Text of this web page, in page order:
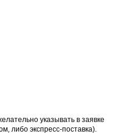
указывать в заявке
либо экспресс-поставка).